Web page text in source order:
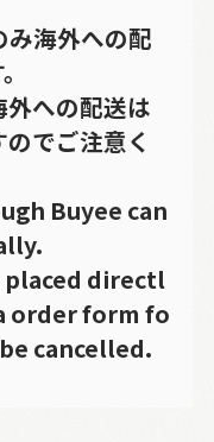
海外への配
への配送は
でご注意く
Buyee can
directl
order form fo
cancelled.